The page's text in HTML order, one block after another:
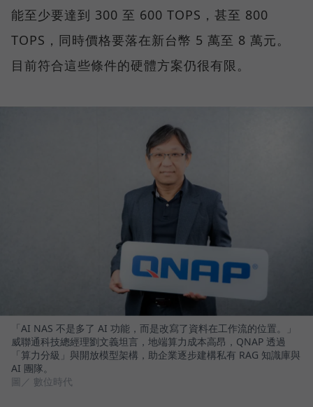
能至少要達到 300 至 600 TOPS，甚至 800
TOPS，同時價格要落在新台幣 5 萬至 8 萬元。
目前符合這些條件的硬體方案仍很有限。
「AI NAS 不是多了 AI 功能，而是改寫了資料在工作流的位置。」
威聯通科技總經理劉文義坦言，地端算力成本高昂，QNAP 透過
「算力分級」與開放模型架構，助企業逐步建構私有 RAG 知識庫與
AI 團隊。
圖／ 數位時代